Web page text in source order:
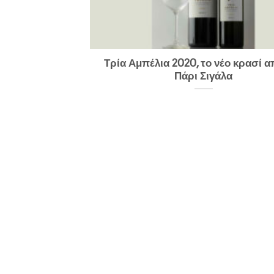
Τρία Αμπέλια 2020, το νέο κρασί
Πάρι Σιγάλα